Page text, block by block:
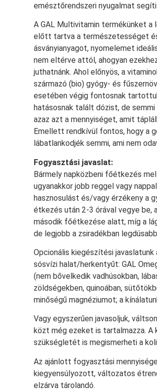
emésztőrendszeri nyugalmat
A GAL Multivitamin termékünket
előtt tartva a természetességet
ásványianyagot, nyomelemet
nem eltérve attól, ahogyan
juthatnánk. Ahol előnyös, a
származó (bio) gyógy- és
esetében végig fontosnak
hatásosnak talált dózist, de
azaz azt a mennyiséget, amit
Emellett rendkívül fontos, hogy a
lábatlankodjék semmi, ami nem
Fogyasztási javaslat:
Bármely napközbeni főétkezés
ugyanakkor jobb reggel vagy
hasznosulást és/vagy érzékeny a
étkezés után 2-3 órával vegye be,
második főétkezése alatt, míg a
de legjobb a zsiradékban
Opcionális kiegészítési
sósvízi halat/herkentyűt: GAL
(nem bővelkedik vadhúsokban,
zöldségekben, quinoában,
minőségű magnéziumot; a
Vagy egyszerűen javasoljuk,
közt még ezeket is tartalmazza. A
szükségletét is megismerheti a
Az ajánlott fogyasztási
kiegyensúlyozott, változatos
elzárva tárolandó.